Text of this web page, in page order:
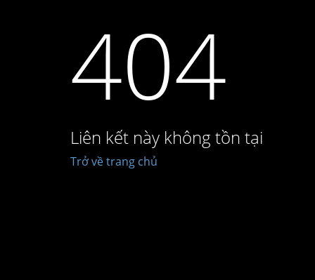
404
Liên kết này không tồn tại
Trở về trang chủ